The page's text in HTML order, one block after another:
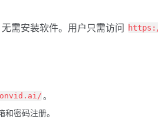
需安装软件。用户只需访问
。
密码注册。